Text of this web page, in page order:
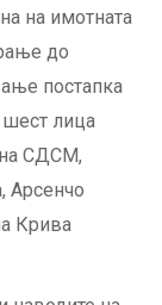
на имотната
до
постапка
шест лица
СДСМ,
Арсенчо
Крива